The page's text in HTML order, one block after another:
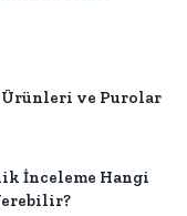
ve Purolar
İnceleme Hangi